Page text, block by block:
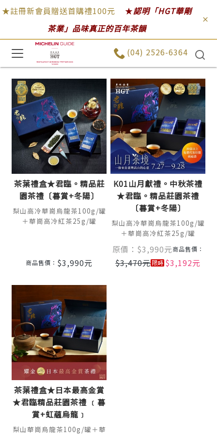
★註冊新會員贈送首購禮100元 ★認明「HGT華剛
茶業」品味真正的百年茶韻
(04) 2526-6364
茶葉禮盒★君臨。精品莊
園茶禮〔暮賞+冬陽〕
梨山高冷華崗烏龍茶100g/罐
＋華崗高冷紅茶25g/罐
商品售價： $3,990元
K01山月獻禮。中秋茶禮
★君臨。精品莊園茶禮
〔暮賞+冬陽〕
梨山高冷華崗烏龍茶100g/罐
＋華崗高冷紅茶25g/罐
原價： $3,990元商品售價：
$3,470元 $3,192元
茶葉禮盒★日本最高金賞
★君臨精品莊園茶禮 ﹝暮
賞+虹蘊烏龍﹞
梨山華崗烏龍茶100g/罐＋華